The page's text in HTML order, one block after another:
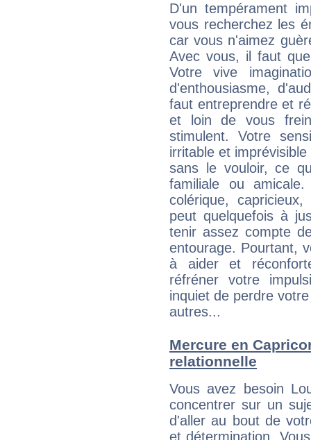
D'un tempérament
vous recherchez les
car vous n'aimez
Avec vous, il faut
Votre vive
d'enthousiasme,
faut entreprendre et
et loin de vous
stimulent. Votre
irritable et
sans le vouloir, ce
familiale ou
colérique,
peut quelquefois à
tenir assez compte
entourage. Pourtant,
à aider et
réfréner votre
inquiet de perdre
autres...
Mercure en
relationnelle
Vous avez besoin
concentrer sur un
d'aller au bout de
et détermination.